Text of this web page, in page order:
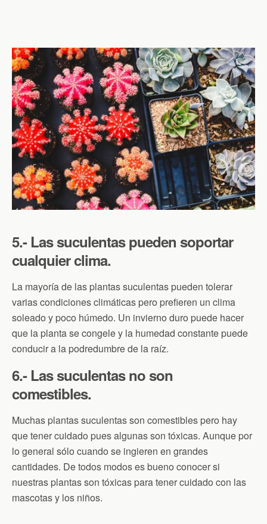
5.- Las suculentas pueden soportar
cualquier clima.
La mayoría de las plantas suculentas pueden tolerar
varias condiciones climáticas pero prefieren un clima
soleado y poco húmedo. Un invierno duro puede hacer
que la planta se congele y la humedad constante puede
conducir a la podredumbre de la raíz.
6.- Las suculentas no son
comestibles.
Muchas plantas suculentas son comestibles pero hay
que tener cuidado pues algunas son tóxicas. Aunque por
lo general sólo cuando se ingieren en grandes
cantidades. De todos modos es bueno conocer si
nuestras plantas son tóxicas para tener cuidado con las
mascotas y los niños.